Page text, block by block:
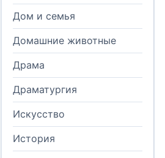
Дом и семья
Домашние животные
Драма
Драматургия
Искусство
История